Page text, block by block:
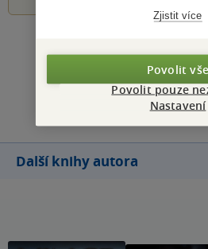
Přidat
Další knihy autora
Zjistit více
Povolit vše
Povolit pouze
Nastavení